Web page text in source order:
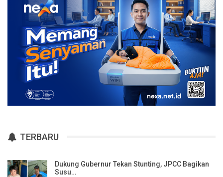
TERBARU
Dukung Gubernur Tekan Stunting, JPCC Bagikan
Susu…